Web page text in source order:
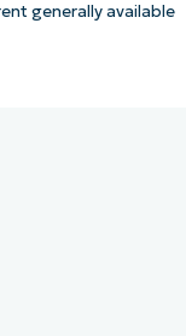
generally available